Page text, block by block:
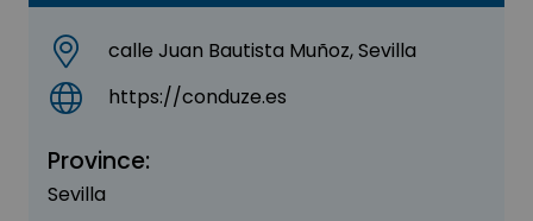
calle Juan Bautista Muñoz, Sevilla
https://conduze.es
Province:
Sevilla